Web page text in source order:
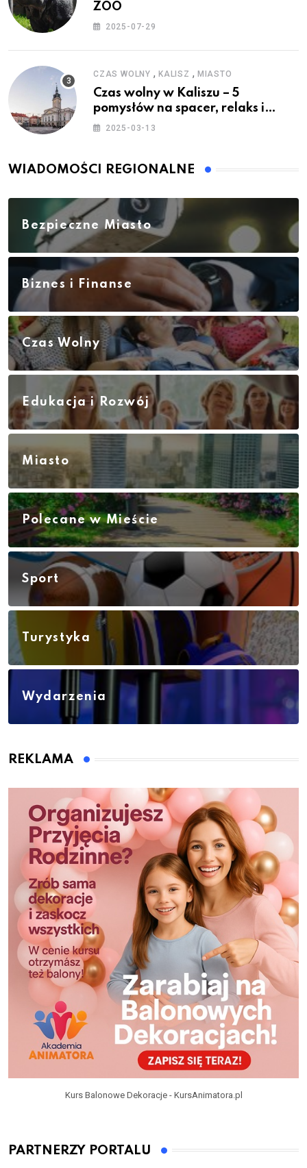
ZOO
2025-07-29
CZAS WOLNY , KALISZ , MIASTO
Czas wolny w Kaliszu – 5
pomysłów na spacer, relaks i
rodzinne atrakcje
2025-03-13
WIADOMOŚCI REGIONALNE
Bezpieczne Miasto
Biznes i Finanse
Czas Wolny
Edukacja i Rozwój
Miasto
Polecane w Mieście
Sport
Turystyka
Wydarzenia
REKLAMA
Kurs Balonowe Dekoracje - KursAnimatora.pl
PARTNERZY PORTALU